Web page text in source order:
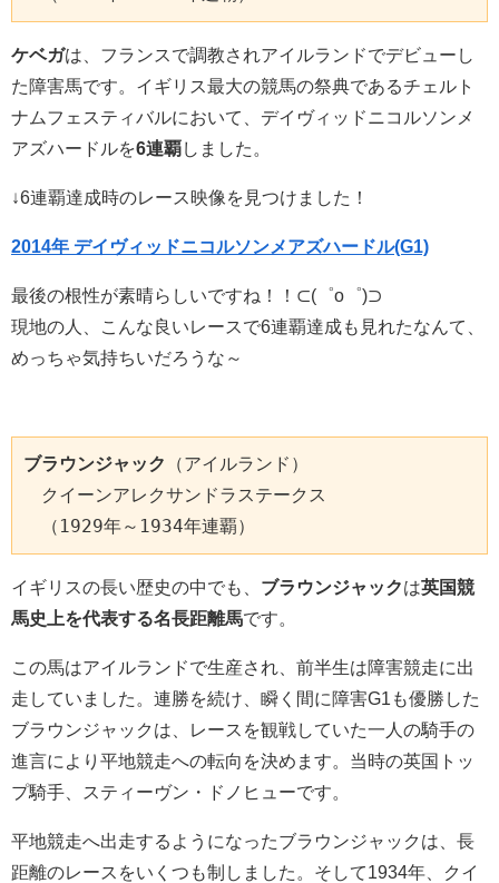
ケベガは、フランスで調教されアイルランドでデビューし
た障害馬です。イギリス最大の競馬の祭典であるチェルト
ナムフェスティバルにおいて、デイヴィッドニコルソンメ
アズハードルを6連覇しました。
↓6連覇達成時のレース映像を見つけました！
2014年 デイヴィッドニコルソンメアズハードル(G1)
最後の根性が素晴らしいですね！！⊂(゜o゜)⊃
現地の人、こんな良いレースで6連覇達成も見れたなんて、
めっちゃ気持ちいだろうな～
ブラウンジャック
（アイルランド）
クイーンアレクサンドラステークス
（1929年～1934年連覇）
イギリスの長い歴史の中でも、 ブラウンジャックは英国競
馬史上を代表する名長距離馬です。
この馬はアイルランドで生産され、前半生は障害競走に出
走していました。連勝を続け、瞬く間に障害G1も優勝した
ブラウンジャックは、レースを観戦していた一人の騎手の
進言により平地競走への転向を決めます。当時の英国トッ
プ騎手、スティーヴン・ドノヒューです。
平地競走へ出走するようになったブラウンジャックは、長
距離のレースをいくつも制しました。そして1934年、クイ